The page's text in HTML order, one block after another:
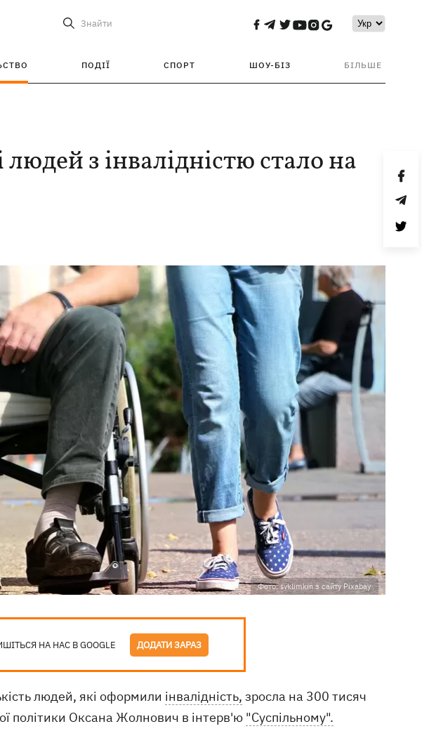
Знайти
ПОДІЇ СПОРТ ШОУ-БІЗ БІЛЬШЕ
людей з інвалідністю стало на
Фото: svklimkin з сайту Pixabay
НА НАС В GOOGLE ДОДАТИ ЗАРАЗ
людей, які оформили інвалідність, зросла на 300 тисяч
політики Оксана Жолнович в інтерв'ю "Суспільному".